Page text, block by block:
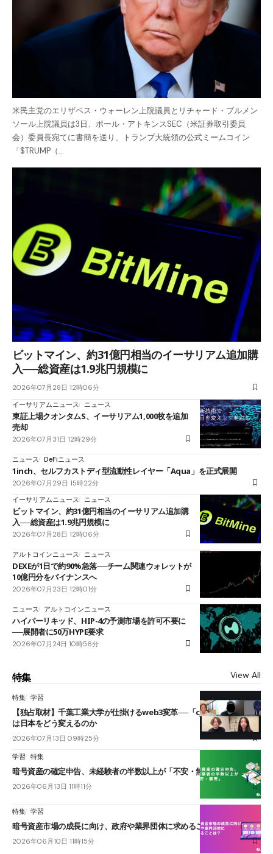
米民主党のエリザベス・ウォーレン上院議員とリチャード・ブルメン
ソール上院議員は3日、ポール・アトキンスSEC（米証券取引委員
会）委員長宛てに書簡を送り、トランプ大統領の公式ミームコイン
「$TRUMP（…
ビットマイン、約31億円相当のイーサリアム追加購
入──総資産は1.9兆円規模に
2026年07月28日 12時06分
イーサリアムニュース
ニュース
東証上場クオンタムS、イーサリアム1,000枚を追加
売却
2026年07月31日 12時29分
ニュース DeFiニュース
1inch、セルフカストディ型流動性レイヤー「Aqua」を正式展開
2026年07月29日 15時22分
イーサリアムニュース
ニュース
ビットマイン、約31億円相当のイーサリアム追加購
入──総資産は1.9兆円規模に
2026年07月28日 12時06分
アルトコインニュース ニュース
DEXEが1日で約90%急落──チーム関連ウォレットが
10億円分をバイナンスへ
2026年07月23日 12時01分
ニュース アルトコインニュース
ハイパーリキッド、HIP-4の予測市場を許可不要に
──展開者に50万HYPE要求
2026年07月24日 10時56分
特集 View All
特集 学習
【独占取材】千葉工業大学が仕掛けるweb3変革──「cJPY」とAIの融合
は日本をどう変えるのか
2026年07月13日 09時25分
学習 特集
暗号資産の確定申告、未経験者の半数以上が「不安・無理」
2026年06月13日 11時11分
特集 学習
暗号資産市場の成長に向け、政府や業界団体に求めることは？
2026年06月10日 11時15分